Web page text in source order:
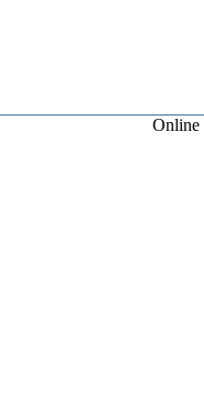
Online